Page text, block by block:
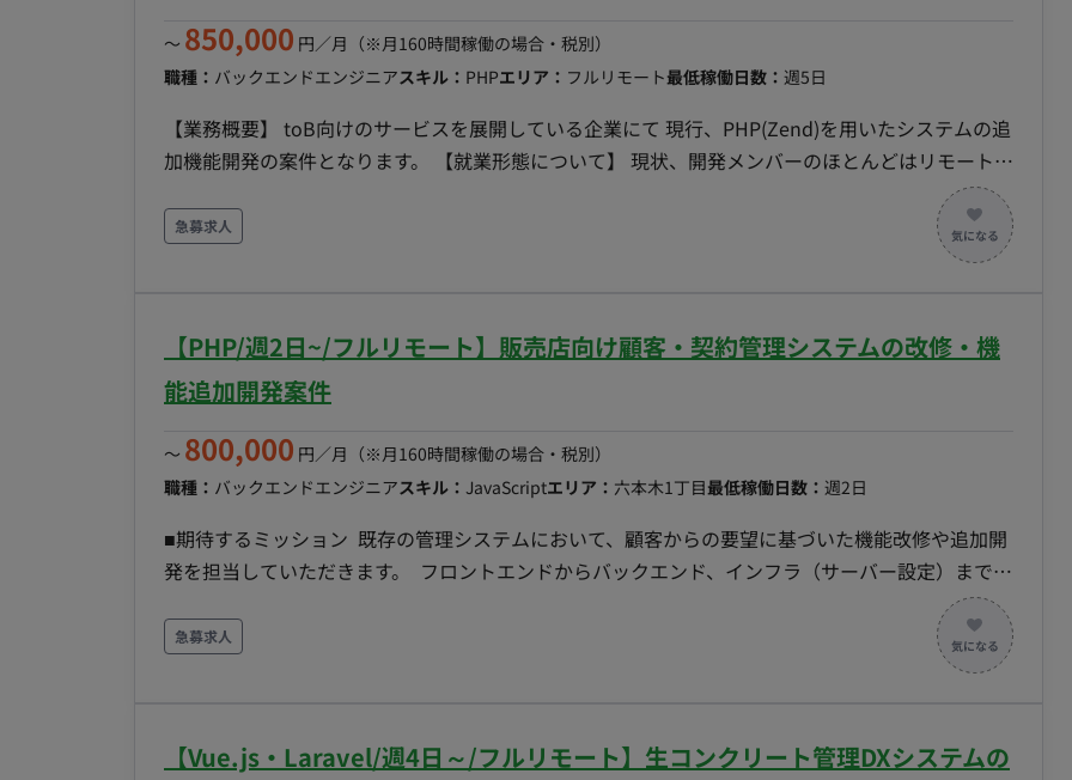
〜 850,000 円／月 （※月160時間稼働の場合・税別）
職種： バックエンドエンジニアスキル： PHPエリア： フルリモート最低稼働日数： 週5日
【業務概要】 toB向けのサービスを展開している企業にて 現行、PHP(Zend)を用いたシステムの追
加機能開発の案件となります。 【就業形態について】 現状、開発メンバーのほとんどはリモート中
向けのサービスとしてメディアにも多く取り上げられている企業にて 運営しているシステムの機能
急募求人
【PHP/週2日~/フルリモート】販売店向け顧客・契約管理システムの改修・機
能追加開発案件
〜 800,000 円／月 （※月160時間稼働の場合・税別）
職種： バックエンドエンジニアスキル： JavaScriptエリア： 六本木1丁目最低稼働日数： 週2日
■期待するミッション 既存の管理システムにおいて、顧客からの要望に基づいた機能改修や追加開
発を担当していただきます。 フロントエンドからバックエンド、インフラ（サーバー設定）まで、
フルスタックに近い立ち回りで、既存の外部委託エンジニアと連携しながら実装を進めていただけ
ることを期待しています。 ■業務内容・担当工程 【既存システムの改修・機能追加】 ・PHP、
託エンジニア（連携対象） ■開発環境 ・プログラミング言語 PHP, Java, HTML, CSS,
急募求人
【Vue.js・Laravel/週4日～/フルリモート】生コンクリート管理DXシステムの